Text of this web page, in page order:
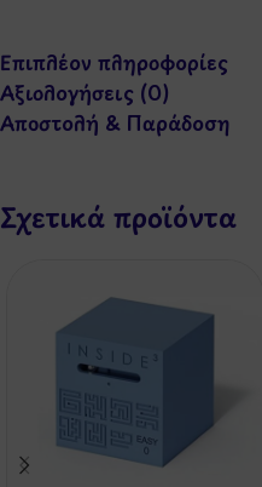
Επιπλέον πληροφορίες
Αξιολογήσεις (0)
Αποστολή & Παράδοση
Σχετικά προϊόντα